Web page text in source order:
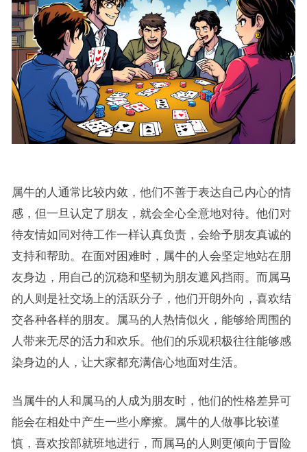
属牛的人通常比较内敛，他们不善于表达自己内心的情
感，但一旦认定了朋友，就会全心全意地对待。他们对
待友情如同对待工作一样认真负责，会给予朋友真诚的
支持和帮助。在面对困难时，属牛的人会坚定地站在朋
友身边，用自己的沉稳和坚韧为朋友遮风挡雨。而属马
的人则是社交场上的活跃分子，他们开朗外向，喜欢结
交各种各样的朋友。属马的人热情似火，能够给周围的
人带来无尽的活力和欢乐。他们的乐观积极往往能够感
染身边的人，让大家都充满信心地面对生活。
当属牛的人和属马的人成为朋友时，他们的性格差异可
能会在相处中产生一些小摩擦。属牛的人做事比较谨
慎，喜欢按部就班地进行，而属马的人则更倾向于冒险